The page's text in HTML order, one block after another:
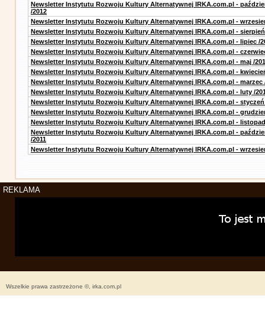
Newsletter Instytutu Rozwoju Kultury Alternatywnej IRKA.com.pl -
/2012
Newsletter Instytutu Rozwoju Kultury Alternatywnej IRKA.com.pl -
Newsletter Instytutu Rozwoju Kultury Alternatywnej IRKA.com.pl - sierpień
Newsletter Instytutu Rozwoju Kultury Alternatywnej IRKA.com.pl - lipiec /
Newsletter Instytutu Rozwoju Kultury Alternatywnej IRKA.com.pl -
Newsletter Instytutu Rozwoju Kultury Alternatywnej IRKA.com.pl - maj /
Newsletter Instytutu Rozwoju Kultury Alternatywnej IRKA.com.pl -
Newsletter Instytutu Rozwoju Kultury Alternatywnej IRKA.com.pl - marzec
Newsletter Instytutu Rozwoju Kultury Alternatywnej IRKA.com.pl - luty /
Newsletter Instytutu Rozwoju Kultury Alternatywnej IRKA.com.pl - styczeń
Newsletter Instytutu Rozwoju Kultury Alternatywnej IRKA.com.pl -
Newsletter Instytutu Rozwoju Kultury Alternatywnej IRKA.com.pl - listopad
Newsletter Instytutu Rozwoju Kultury Alternatywnej IRKA.com.pl -
/2011
Newsletter Instytutu Rozwoju Kultury Alternatywnej IRKA.com.pl -
REKLAMA
Wszelkie prawa zastrzeżone ©, irka.com.pl